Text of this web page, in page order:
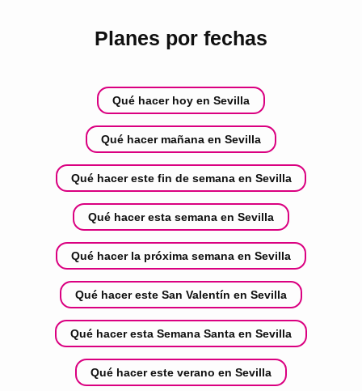
Planes por fechas
Qué hacer hoy en Sevilla
Qué hacer mañana en Sevilla
Qué hacer este fin de semana en Sevilla
Qué hacer esta semana en Sevilla
Qué hacer la próxima semana en Sevilla
Qué hacer este San Valentín en Sevilla
Qué hacer esta Semana Santa en Sevilla
Qué hacer este verano en Sevilla